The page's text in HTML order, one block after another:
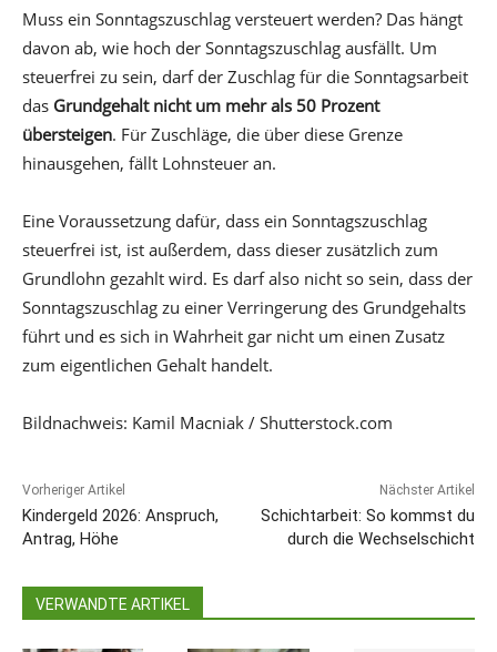
Muss ein Sonntagszuschlag versteuert werden? Das hängt
davon ab, wie hoch der Sonntagszuschlag ausfällt. Um
steuerfrei zu sein, darf der Zuschlag für die Sonntagsarbeit
das Grundgehalt nicht um mehr als 50 Prozent
übersteigen. Für Zuschläge, die über diese Grenze
hinausgehen, fällt Lohnsteuer an.
Eine Voraussetzung dafür, dass ein Sonntagszuschlag
steuerfrei ist, ist außerdem, dass dieser zusätzlich zum
Grundlohn gezahlt wird. Es darf also nicht so sein, dass der
Sonntagszuschlag zu einer Verringerung des Grundgehalts
führt und es sich in Wahrheit gar nicht um einen Zusatz
zum eigentlichen Gehalt handelt.
Bildnachweis: Kamil Macniak / Shutterstock.com
Vorheriger Artikel
Kindergeld 2026: Anspruch,
Antrag, Höhe
Nächster Artikel
Schichtarbeit: So kommst du
durch die Wechselschicht
VERWANDTE ARTIKEL